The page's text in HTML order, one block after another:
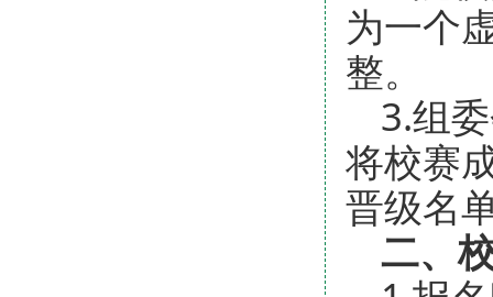
为一个
整。
3.组
将校赛
晋级名
二、